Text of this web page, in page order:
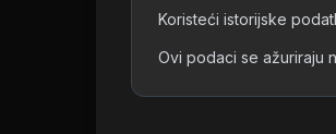
Koristeći istorijske
Ovi podaci se ažuriraju